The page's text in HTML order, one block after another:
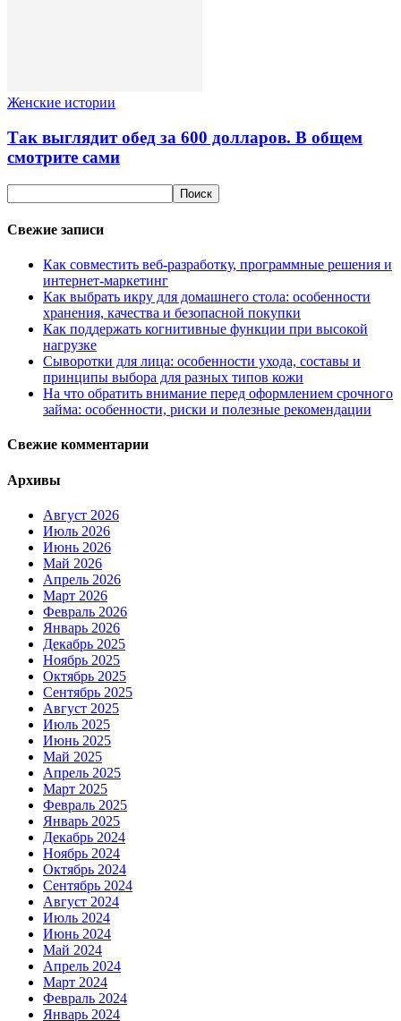
Женские истории
Так выглядит обед за 600 долларов. В общем
смотрите сами
Свежие записи
Как совместить веб-разработку, программные решения и
интернет-маркетинг
Как выбрать икру для домашнего стола: особенности
хранения, качества и безопасной покупки
Как поддержать когнитивные функции при высокой
нагрузке
Сыворотки для лица: особенности ухода, составы и
принципы выбора для разных типов кожи
На что обратить внимание перед оформлением срочного
займа: особенности, риски и полезные рекомендации
Свежие комментарии
Архивы
Август 2026
Июль 2026
Июнь 2026
Май 2026
Апрель 2026
Март 2026
Февраль 2026
Январь 2026
Декабрь 2025
Ноябрь 2025
Октябрь 2025
Сентябрь 2025
Август 2025
Июль 2025
Июнь 2025
Май 2025
Апрель 2025
Март 2025
Февраль 2025
Январь 2025
Декабрь 2024
Ноябрь 2024
Октябрь 2024
Сентябрь 2024
Август 2024
Июль 2024
Июнь 2024
Май 2024
Апрель 2024
Март 2024
Февраль 2024
Январь 2024